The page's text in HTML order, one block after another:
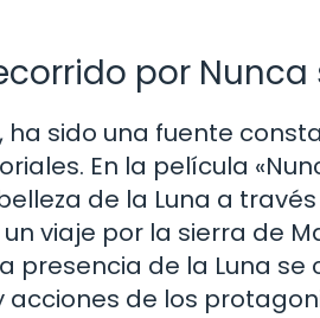
por Nunca
ha sido una fuente
En la película
de la Luna a
viaje por la sierra de
de la Luna se
acciones de los